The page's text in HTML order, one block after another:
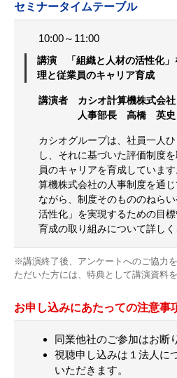
セミナータイムテーブル
10:00～11:00
講演 「組織と人材の活性化」
理と従業員のキャリア育成
講演者 カシオ計算機株式会社
人事部長 高橋 英史
カシオグループは、社員一人
し、それに基づいた評価制度
員のキャリアを育成していま
算機株式会社の人事制度を通
ながら、制度そのもののねら
活性化」を実現するための目
育成の取り組みについて詳しく
※講演終了後、アンケートへのご協力
ただいた方には、特典として講演資料
お申し込みにあたっての注意事
同業他社のご参加はお断
視聴申し込みは１法人に
いただきます。